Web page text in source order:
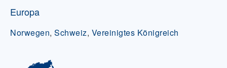
Europa
Norwegen, Schweiz, Vereinigtes Königreich